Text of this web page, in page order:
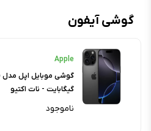
گوشی آیفون
Apple
گیگابایت - نات اکتیو
ناموجود